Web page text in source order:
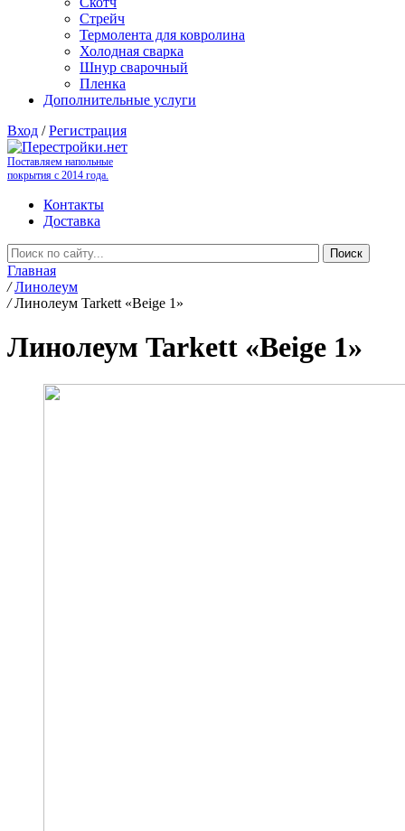
Стрейч
Термолента для ковролина
Холодная сварка
Шнур сварочный
Пленка
Дополнительные услуги
Вход /Регистрация
Поставляем напольные
покрытия с 2014 года.
Контакты
Доставка
Главная
/ Линолеум
/ Линолеум Tarkett «Beige 1»
Линолеум Tarkett «Beige 1»